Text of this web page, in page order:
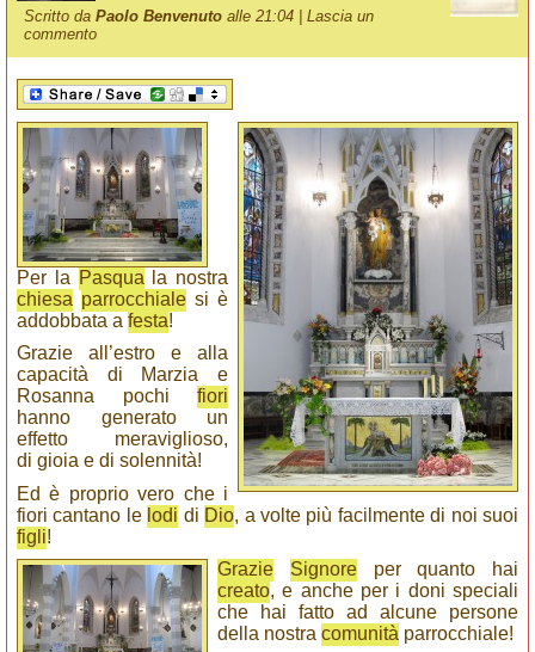
Scritto daPaolo Benvenuto alle 21:04 |Lascia un
commento
Per la Pasqua la nostra
chiesa parrocchiale si è
addobbata a festa!
Grazie all’estro e alla
capacità di Marzia e
Rosanna pochi fiori
hanno generato un
effetto meraviglioso,
di gioia e di solennità!
Ed è proprio vero che i
fiori cantano le lodi di Dio, a volte più facilmente di noi suoi
figli!
Grazie
Signoreper quanto hai
creato, e anche per i doni speciali
che hai fatto ad alcune persone
della nostra comunità parrocchiale!